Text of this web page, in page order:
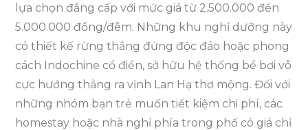
lựa chọn đẳng cấp với mức giá từ 2.500.000 đến
5.000.000 đồng/đêm. Những khu nghỉ dưỡng này
có thiết kế rừng thẳng đứng độc đáo hoặc phong
cách Indochine cổ điển, sở hữu hệ thống bể bơi vô
cực hướng thẳng ra vịnh Lan Hạ thơ mộng. Đối với
những nhóm bạn trẻ muốn tiết kiệm chi phí, các
homestay hoặc nhà nghỉ phía trong phố có giá chỉ